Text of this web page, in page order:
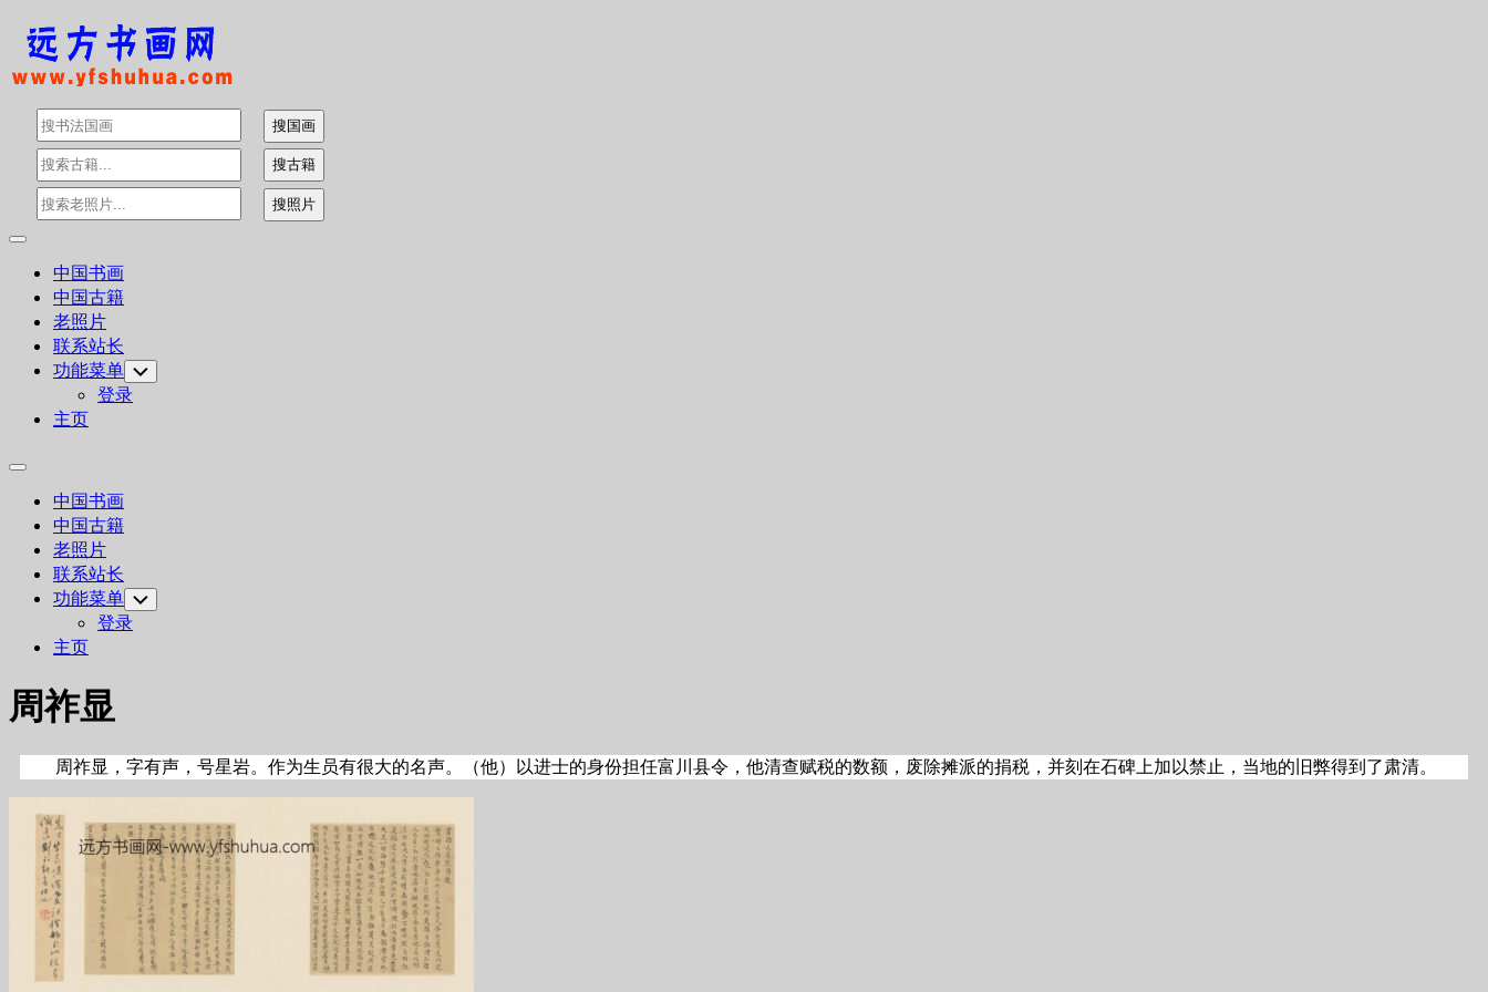
Skip
content
Expand
中国书画
中国古籍
老照片
联系站长
功能菜单 Toggle
Child
Menu
登录
主页
Expand
中国书画
中国古籍
老照片
联系站长
功能菜单 Toggle
Child
Menu
登录
主页
周祚显
周祚显，字有声，号星岩。作为生员有很大的名声。（他）以进士的身份担任富川县令，他清查赋税的数额，废除摊派的捐税，并刻在石碑上加以禁止，当地的旧弊得到了肃清。